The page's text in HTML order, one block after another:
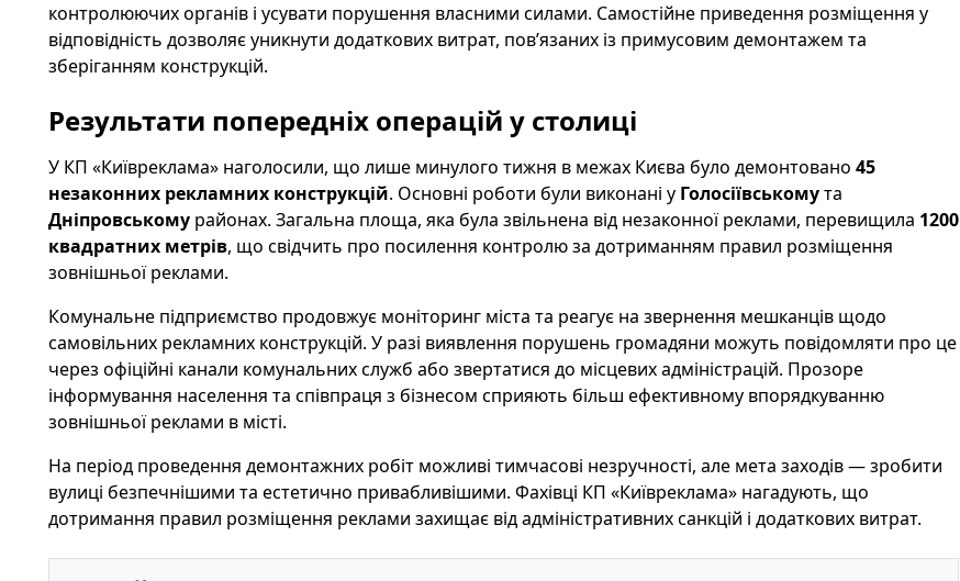
контролюючих органів і усувати порушення власними силами. Самостійне приведення розміщення у
відповідність дозволяє уникнути додаткових витрат, пов’язаних із примусовим демонтажем та
зберіганням конструкцій.
Результати попередніх операцій у столиці
У КП «Київреклама» наголосили, що лише минулого тижня в межах Києва було демонтовано 45
незаконних рекламних конструкцій. Основні роботи були виконані у Голосіївськомута
Дніпровському районах. Загальна площа, яка була звільнена від незаконної реклами, перевищила 1200
квадратних метрів, що свідчить про посилення контролю за дотриманням правил розміщення
зовнішньої реклами.
Комунальне підприємство продовжує моніторинг міста та реагує на звернення мешканців щодо
самовільних рекламних конструкцій. У разі виявлення порушень громадяни можуть повідомляти про це
через офіційні канали комунальних служб або звертатися до місцевих адміністрацій. Прозоре
інформування населення та співпраця з бізнесом сприяють більш ефективному впорядкуванню
зовнішньої реклами в місті.
На період проведення демонтажних робіт можливі тимчасові незручності, але мета заходів — зробити
вулиці безпечнішими та естетично привабливішими. Фахівці КП «Київреклама» нагадують, що
дотримання правил розміщення реклами захищає від адміністративних санкцій і додаткових витрат.